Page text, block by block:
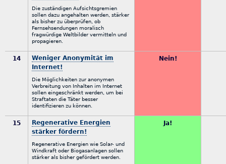
Die zuständigen Aufsichtsgremien
sollen dazu angehalten werden, stärker
als bisher zu überprüfen, ob
Fernsehsendungen moralisch
fragwürdige Weltbilder vermitteln und
propagieren.
14
Weniger Anonymität im
Internet!
Die Möglichkeiten zur anonymen
Verbreitung von Inhalten im Internet
sollen eingeschränkt werden, um bei
Straftaten die Täter besser
identifizieren zu können.
Nein!
15
Regenerative Energien
stärker fördern!
Regenerative Energien wie Solar- und
Windkraft oder Biogasanlagen sollen
stärker als bisher gefördert werden.
Ja!